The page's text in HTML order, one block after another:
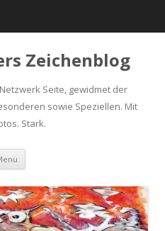
Zeichenblog
Seite, gewidmet der
sowie Speziellen. Mit
Stark.
Zum Inhalt springen